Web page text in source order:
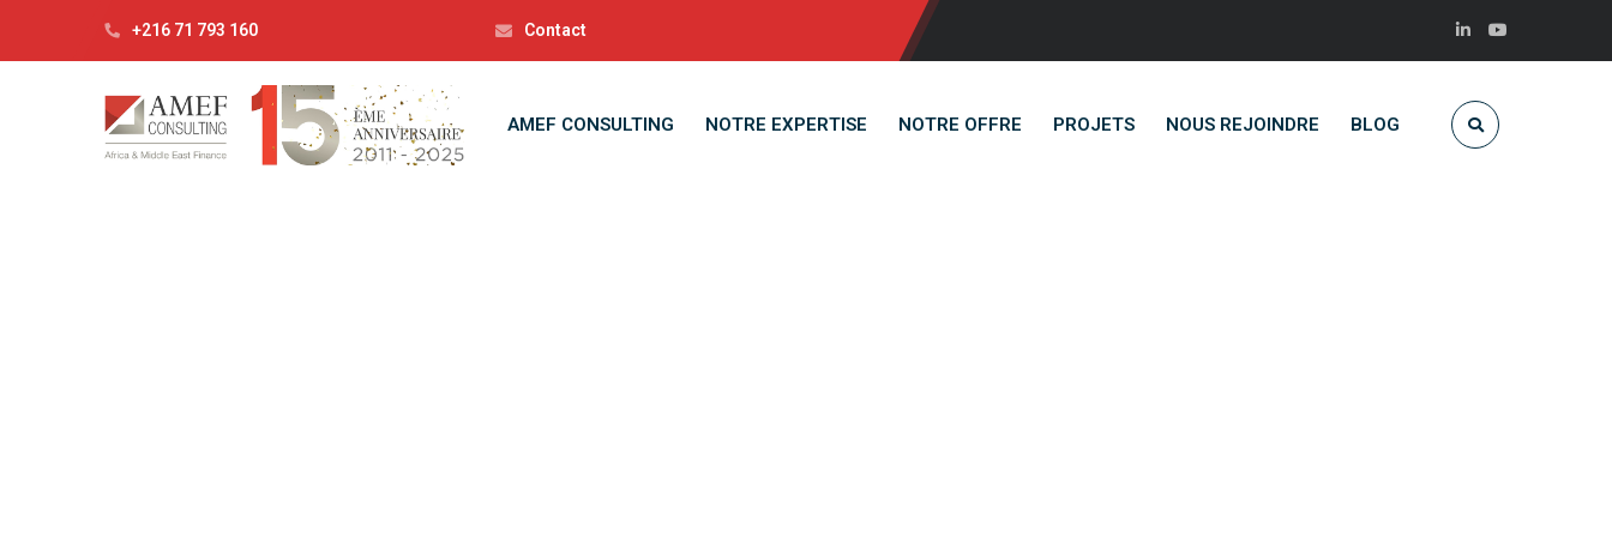
+216 71 793 160 Contact
AMEF CONSULTING NOTRE EXPERTISE NOTRE OFFRE PROJETS NOUS REJOINDRE BLOG